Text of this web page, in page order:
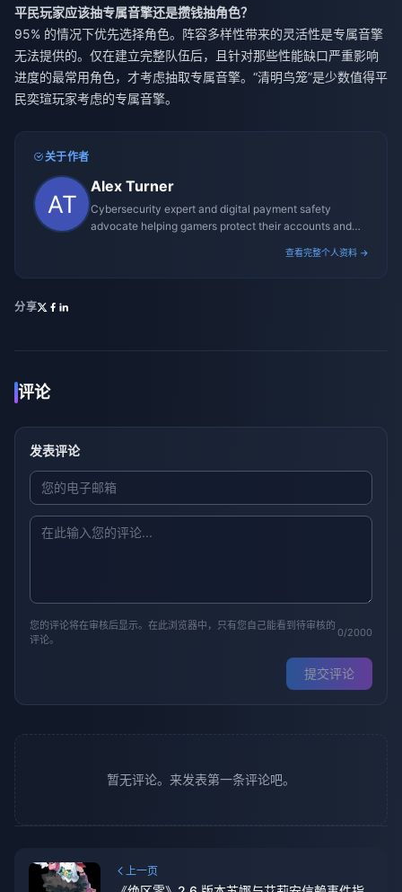
平民玩家应该抽专属音擎还是攒钱抽角色？
95% 的情况下优先选择角色。阵容多样性带来的灵活性是专属音擎
无法提供的。仅在建立完整队伍后，且针对那些性能缺口严重影响
进度的最常用角色，才考虑抽取专属音擎。“清明鸟笼”是少数值得平
民奕瑄玩家考虑的专属音擎。
关于作者
Alex Turner
Cybersecurity expert and digital payment safety
advocate helping gamers protect their accounts and
查看完整个人资料 →
分享
评论
发表评论
您的评论将在审核后显示。在此浏览器中，只有您自己能看到待审核的
评论。
0/2000
提交评论
暂无评论。来发表第一条评论吧。
上一页